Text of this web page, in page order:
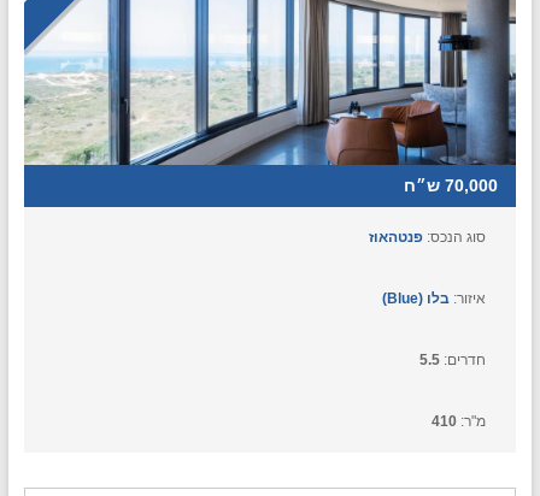
70,000 ש״ח
סוג הנכס: פנטהאוז
איזור: בלו (Blue)
חדרים: 5.5
מ"ר: 410